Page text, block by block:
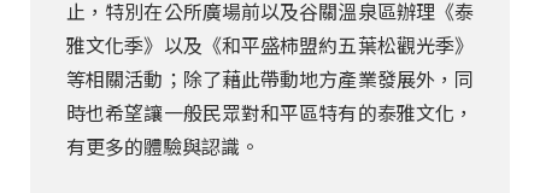
止，特別在公所廣場前以及谷關溫泉區辦理《泰
雅文化季》以及《和平盛柿盟約五葉松觀光季》
等相關活動；除了藉此帶動地方產業發展外，同
時也希望讓一般民眾對和平區特有的泰雅文化，
有更多的體驗與認識。